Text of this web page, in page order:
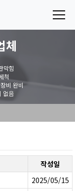
체
막힘
척
비 완비
없음
작성일
2025/05/15